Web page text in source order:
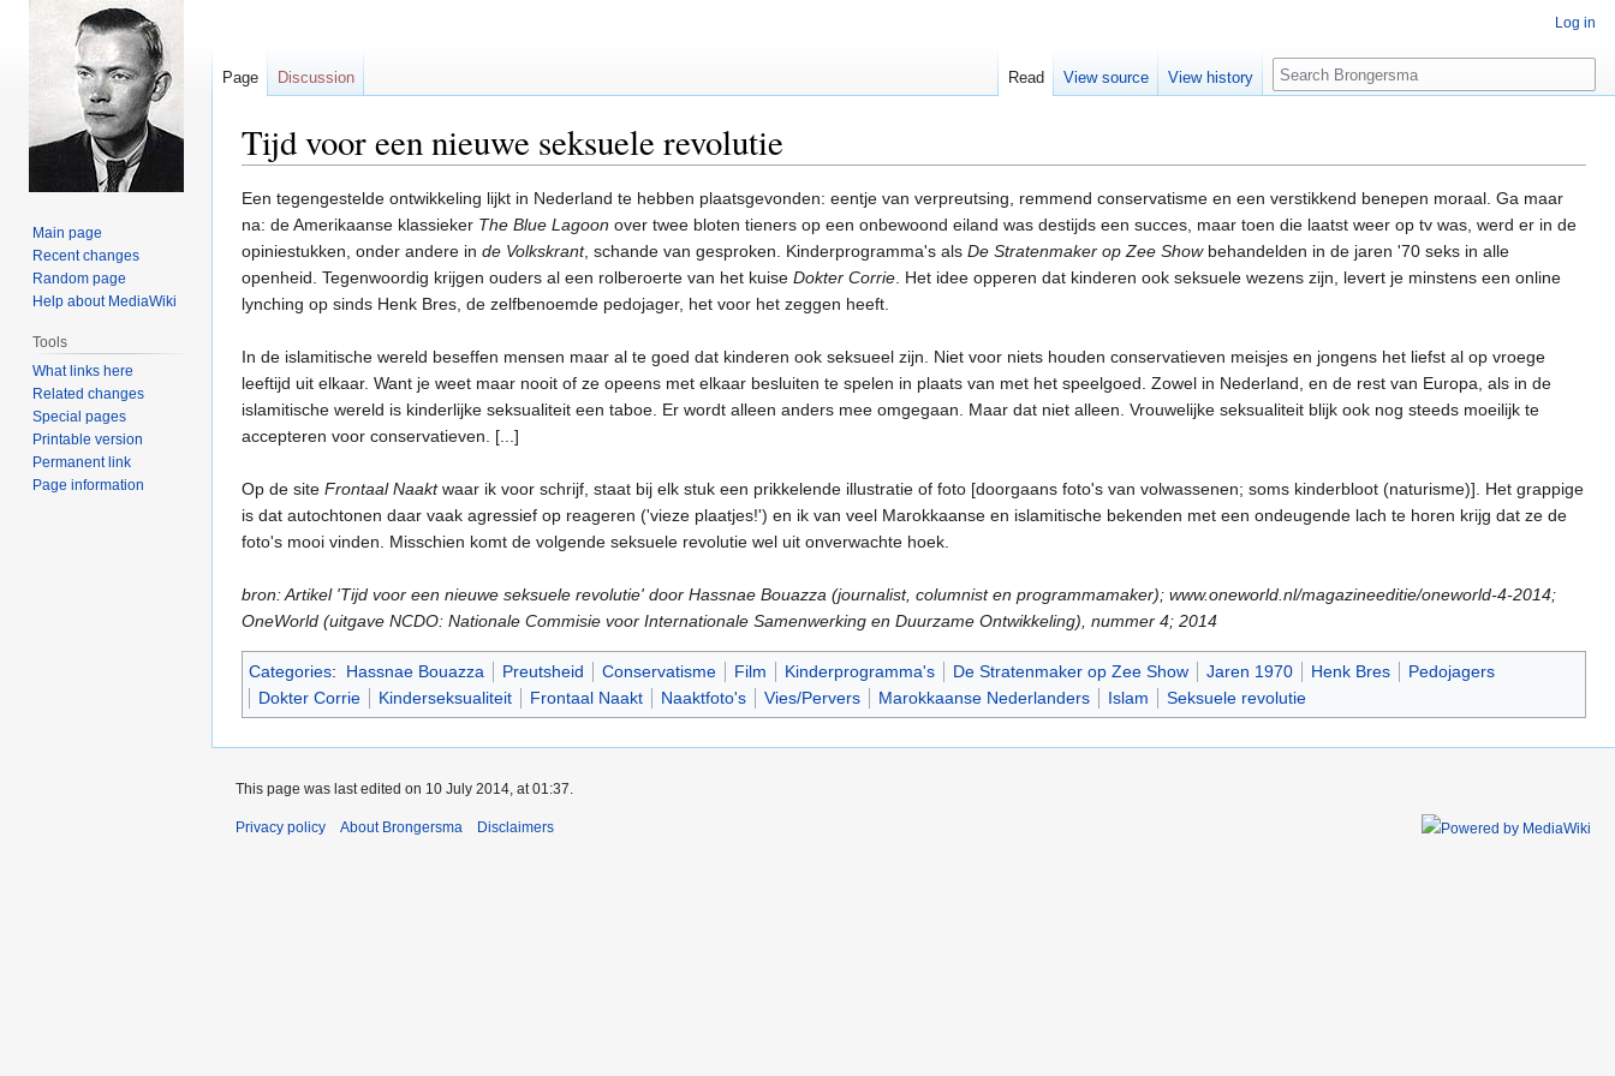
Tijd voor een nieuwe seksuele revolutie
Jump
to
navigation
Jump
to
search
Een tegengestelde ontwikkeling lijkt in Nederland te hebben plaatsgevonden: eentje van verpreutsing, remmend conservatisme en een verstikkend benepen moraal. Ga maar
na: de Amerikaanse klassieker The Blue Lagoon over twee bloten tieners op een onbewoond eiland was destijds een succes, maar toen die laatst weer op tv was, werd er in de
opiniestukken, onder andere in de Volkskrant, schande van gesproken. Kinderprogramma's als De Stratenmaker op Zee Showbehandelden in de jaren '70 seks in alle
openheid. Tegenwoordig krijgen ouders al een rolberoerte van het kuise Dokter Corrie. Het idee opperen dat kinderen ook seksuele wezens zijn, levert je minstens een online
lynching op sinds Henk Bres, de zelfbenoemde pedojager, het voor het zeggen heeft.
In de islamitische wereld beseffen mensen maar al te goed dat kinderen ook seksueel zijn. Niet voor niets houden conservatieven meisjes en jongens het liefst al op vroege
leeftijd uit elkaar. Want je weet maar nooit of ze opeens met elkaar besluiten te spelen in plaats van met het speelgoed. Zowel in Nederland, en de rest van Europa, als in de
islamitische wereld is kinderlijke seksualiteit een taboe. Er wordt alleen anders mee omgegaan. Maar dat niet alleen. Vrouwelijke seksualiteit blijk ook nog steeds moeilijk te
accepteren voor conservatieven. [...]
Op de site Frontaal Naaktwaar ik voor schrijf, staat bij elk stuk een prikkelende illustratie of foto [doorgaans foto's van volwassenen; soms kinderbloot (naturisme)]. Het grappige
is dat autochtonen daar vaak agressief op reageren ('vieze plaatjes!') en ik van veel Marokkaanse en islamitische bekenden met een ondeugende lach te horen krijg dat ze de
foto's mooi vinden. Misschien komt de volgende seksuele revolutie wel uit onverwachte hoek.
bron: Artikel 'Tijd voor een nieuwe seksuele revolutie' door Hassnae Bouazza (journalist, columnist en programmamaker); www.oneworld.nl/magazineeditie/oneworld-4-2014;
OneWorld (uitgave NCDO: Nationale Commisie voor Internationale Samenwerking en Duurzame Ontwikkeling), nummer 4; 2014
Categories: Hassnae Bouazza Preutsheid Conservatisme Film Kinderprogramma's De Stratenmaker op Zee Show Jaren 1970 Henk Bres
Pedojagers
Dokter Corrie
Kinderseksualiteit Frontaal Naakt Naaktfoto's Vies/Pervers Marokkaanse Nederlanders Islam Seksuele revolutie
Log in
Page Discussion Read View source View history Search
Main page
Recent changes
Random page
Help about MediaWiki
Tools
What links here
Related changes
Special pages
Printable version
Permanent link
Page information
This page was last edited on 10 July 2014, at 01:37.
Privacy policy About Brongersma Disclaimers